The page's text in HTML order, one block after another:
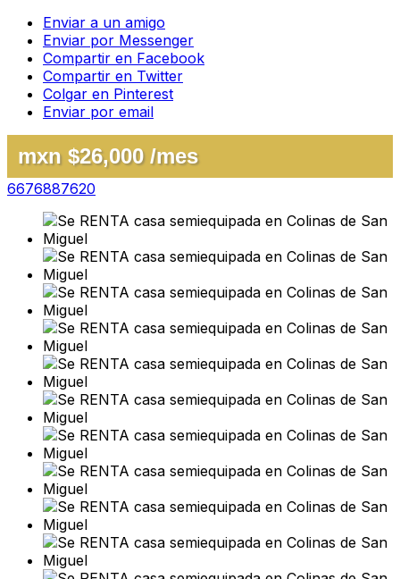
Enviar a un amigo
Enviar por Messenger
Compartir en Facebook
Compartir en Twitter
Colgar en Pinterest
Enviar por email
mxn $26,000 /mes
6676887620